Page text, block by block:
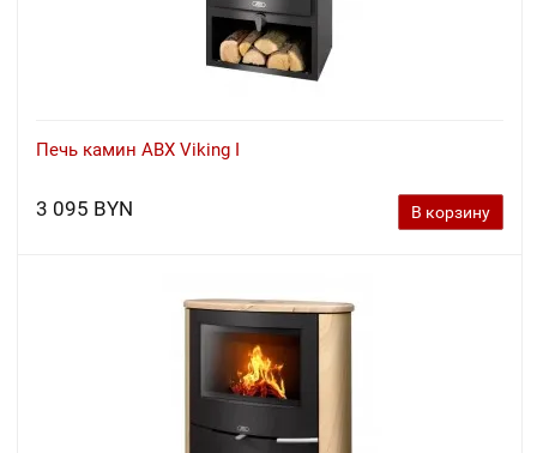
Печь камин ABX Viking I
3 095 BYN В корзину